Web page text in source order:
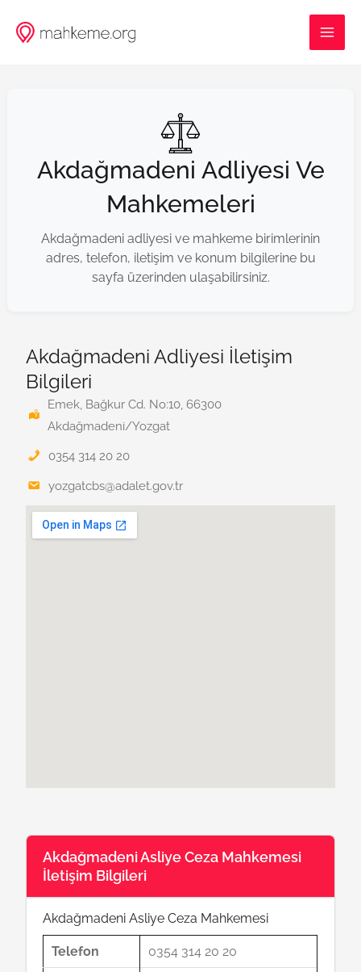
atla
Akdağmadeni Adliyesi Ve
Mahkemeleri
Akdağmadeni adliyesi ve mahkeme birimlerinin
adres, telefon, iletişim ve konum bilgilerine bu
sayfa üzerinden ulaşabilirsiniz.
Akdağmadeni Asliye Ceza Mahkemesi
İletişim Bilgileri
Akdağmadeni Asliye Ceza Mahkemesi
Telefon 0354 314 20 20
Akdağmadeni Adliyesi İletişim
Bilgileri
Emek, Bağkur Cd. No:10, 66300
Akdağmadeni/Yozgat
0354 314 20 20
yozgatcbs@adalet.gov.tr